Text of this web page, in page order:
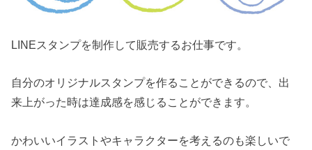
LINEスタンプを制作して販売するお仕事です。
自分のオリジナルスタンプを作ることができるので、出
来上がった時は達成感を感じることができます。
かわいいイラストやキャラクターを考えるのも楽しいで